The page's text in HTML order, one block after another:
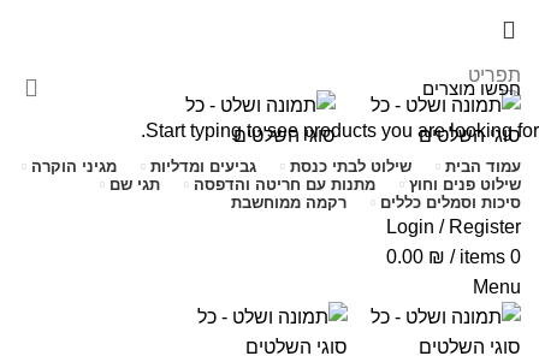
תפריט
עמוד הבית שילוט לבתי כנסת גביעים ומדליות
מגיני הוקרה
שילוט פנים וחוץ
מתנות עם חריטה והדפסה
תגי שם
סיכות וסמלים כללים
רקמה ממוחשבת
Login / Register
0
items
/
0.00 ₪
Menu
Start typing to see products you are looking for.